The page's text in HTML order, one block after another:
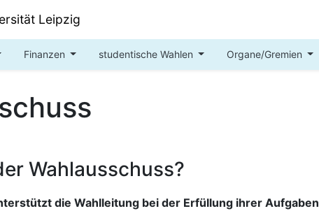
Leipzig
Finanzen studentische Wahlen Organe/Gremien
Wahlausschuss?
die Wahlleitung bei der Erfüllung ihrer Aufgaben